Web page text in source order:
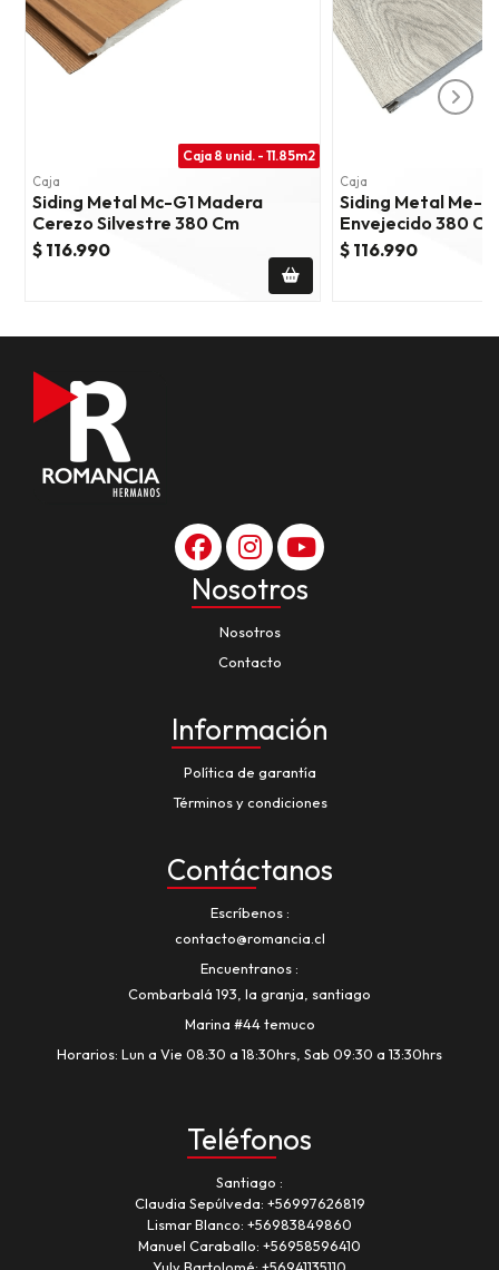
Caja 8 unid. - 11.85m2
Caja
Siding Metal Mc-G1 Madera
Cerezo Silvestre 380 Cm
$ 116.990
Caja
Siding Metal Me-
Envejecido 380 Cm
$ 116.990
Nosotros
Nosotros
Contacto
Información
Política de garantía
Términos y condiciones
Contáctanos
Escríbenos
contacto@romancia.cl
Encuentranos
Combarbalá 193, la granja, santiago
Marina #44 temuco
Horarios: Lun a Vie 08:30 a 18:30hrs, Sab 09:30 a 13:30hrs
Teléfonos
Santiago
Claudia Sepúlveda: +56997626819
Lismar Blanco: +56983849860
Manuel Caraballo: +56958596410